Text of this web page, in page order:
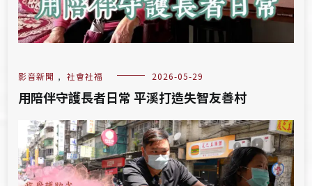
影音新聞 , 社會社福 2026-05-29
用陪伴守護長者日常 平溪打造失智友善村